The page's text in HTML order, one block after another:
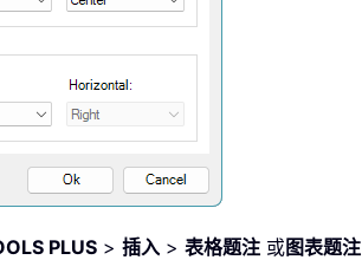
PLUS > 插入 > 表格题注 或图表题注